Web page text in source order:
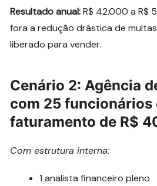
Resultado anual:R$ 42.000 a R$
fora a redução drástica de
liberado para vender.
Cenário 2: Agência
com 25 funcionários
faturamento de R$
Com estrutura interna:
1 analista financeiro pleno